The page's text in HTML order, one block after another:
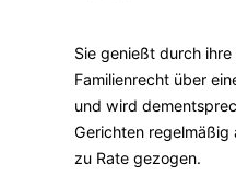
Sie genießt durch
Familienrecht über
und wird
Gerichten regelmäßig
zu Rate gezogen.